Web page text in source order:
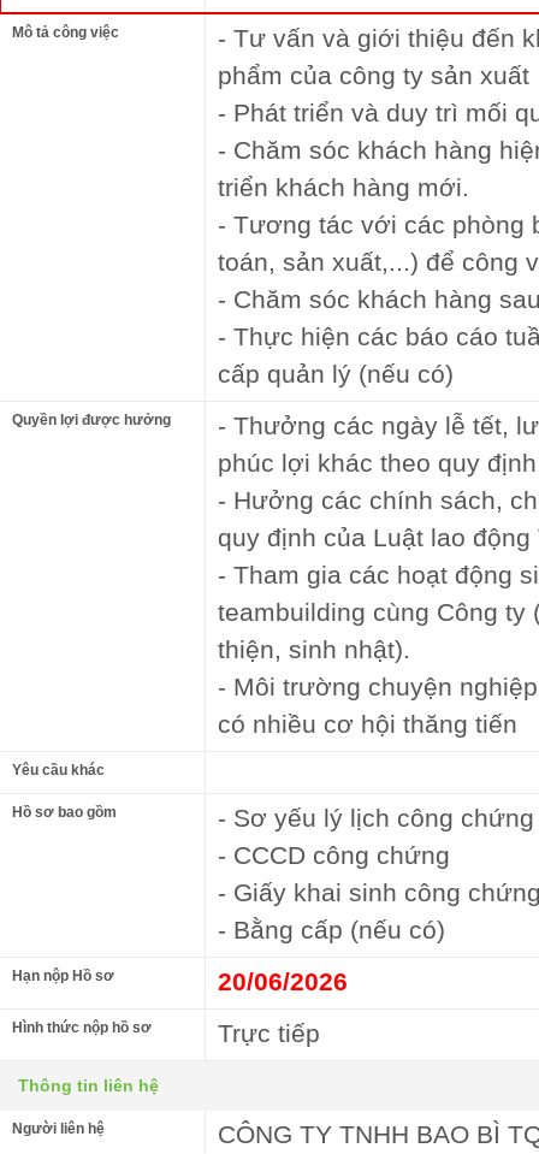
Mô tả công việc
- Tư vấn và giới thiệu đến
phẩm của công ty sản xuất
- Phát triển và duy trì mối
- Chăm sóc khách hàng
triển khách hàng mới.
- Tương tác với các phòng
toán, sản xuất,...) để công
- Chăm sóc khách hàng
- Thực hiện các báo cáo
cấp quản lý (nếu có)
Quyền lợi được hưởng
- Thưởng các ngày lễ tết,
phúc lợi khác theo quy
- Hưởng các chính sách,
quy định của Luật lao động
- Tham gia các hoạt động
teambuilding cùng Công ty
thiện, sinh nhật).
- Môi trường chuyện
có nhiều cơ hội thăng tiến
Yêu cầu khác
Hồ sơ bao gồm
- Sơ yếu lý lịch công chứng
- CCCD công chứng
- Giấy khai sinh công
- Bằng cấp (nếu có)
Hạn nộp Hồ sơ 20/06/2026
Hình thức nộp hồ sơ Trực tiếp
Thông tin liên hệ
Người liên hệ CÔNG TY TNHH BAO BÌ